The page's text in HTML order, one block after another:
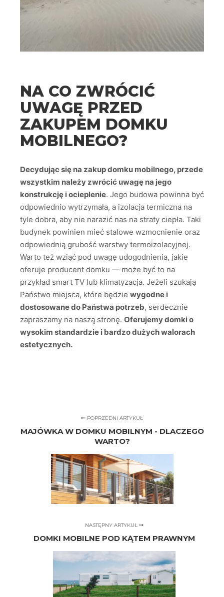
NA CO ZWRÓCIĆ
UWAGĘ PRZED
ZAKUPEM DOMKU
MOBILNEGO?
Decydując się na zakup domku mobilnego, przede
wszystkim należy zwrócić uwagę na jego
konstrukcję i ocieplenie. Jego budowa powinna być
odpowiednio wytrzymała, a izolacja termiczna na
tyle dobra, aby nie narazić nas na straty ciepła. Taki
budynek powinien mieć stalowe wzmocnienie oraz
odpowiednią grubość warstwy termoizolacyjnej.
Warto też wziąć pod uwagę udogodnienia, jakie
oferuje producent domku — może być to na
przykład smart TV lub klimatyzacja. Jeżeli szukają
Państwo miejsca, które będzie wygodne i
dostosowane do Państwa potrzeb, serdecznie
zapraszamy na naszą stronę. Oferujemy domki o
wysokim standardzie i bardzo dużych walorach
estetycznych.
POPRZEDNI ARTYKUŁ
MAJÓWKA W DOMKU MOBILNYM - DLACZEGO
WARTO?
NASTĘPNY ARTYKUŁ
DOMKI MOBILNE POD KĄTEM PRAWNYM